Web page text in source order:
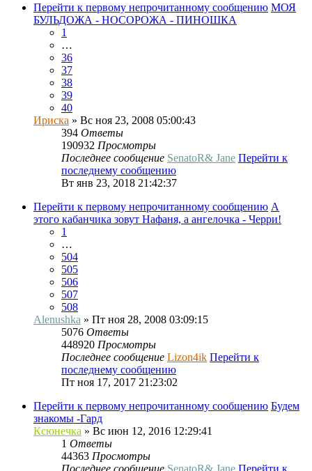
Перейти к первому непрочитанному сообщению МОЯ
БУЛЬДОЖА - НОСОРОЖА - ПИНОШКА
1
…
36
37
38
39
40
Ириска » Вс ноя 23, 2008 05:00:43
394 Ответы
190932 Просмотры
Последнее сообщение SenatoR& Jane Перейти к
последнему сообщению
Вт янв 23, 2018 21:42:37
Перейти к первому непрочитанному сообщению А
этого кабанчика зовут Нафаня, а ангелочка - Черри!
1
…
504
505
506
507
508
Alenushka » Пт ноя 28, 2008 03:09:15
5076 Ответы
448920 Просмотры
Последнее сообщение Lizon4ik Перейти к
последнему сообщению
Пт ноя 17, 2017 21:23:02
Перейти к первому непрочитанному сообщению Будем
знакомы -Гард
Ксюнечка » Вс июн 12, 2016 12:29:41
1 Ответы
44363 Просмотры
Последнее сообщение SenatoR& Jane Перейти к